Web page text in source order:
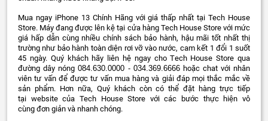
Mua ngay iPhone 13 Chính Hãng với giá thấp nhất tại Tech House
Store. Máy đang được lên kệ tại cửa hàng Tech House Store với mức
giá hấp dẫn cùng nhiều chính sách bảo hành, hậu mãi tốt nhất thị
trường như bảo hành toàn diện rơi vỡ vào nước, cam kết 1 đổi 1 suốt
45 ngày. Quý khách hãy liên hệ ngay cho Tech House Store qua
đường dây nóng 084.630.0000 - 034.369.6666 hoặc chat với nhân
viên tư vấn để được tư vấn mua hàng và giải đáp mọi thắc mắc về
sản phẩm. Hơn nữa, Quý khách còn có thể đặt hàng trực tiếp
tại website của Tech House Store với các bước thực hiện vô
cùng đơn giản và nhanh chóng.